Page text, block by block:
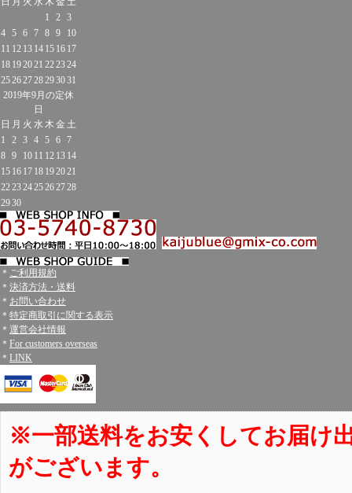
1
2 3
4 5 6 7 8 9
10
11 12 13 14 15 16 17
18 192021 222324
25262728293031
2019年9月の定休
日
日 月 火 水 木 金 土
1
2 3 4 5 6 7
8 9 10 11 12 13 14
15 16 17 18 192021
22232425262728
2930
＊ ご利用規約
＊ 決済方法・送料
＊ お問い合わせ
＊ 特定商取引に関する表示
＊ 運営会社情報
＊ For customers overseas
＊ LINK
※一部送料をお安くしてお届け
がございます。